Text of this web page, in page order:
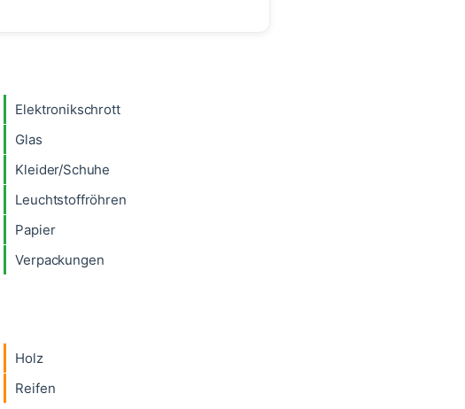
Elektronikschrott
Glas
Kleider/Schuhe
Leuchtstoffröhren
Papier
Verpackungen
Holz
Reifen